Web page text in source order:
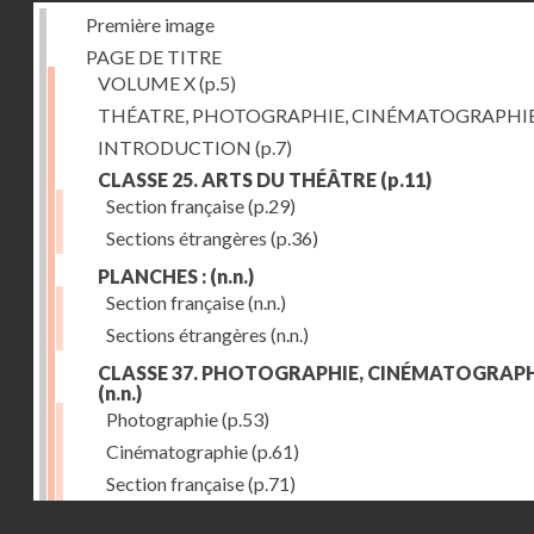
Première image
PAGE DE TITRE
VOLUME X(p.5)
THÉATRE, PHOTOGRAPHIE,
INTRODUCTION (p.7)
CLASSE 25. ARTS DU THÉÂTRE (p.11)
Section française(p.29)
Sections étrangères (p.36)
PLANCHES : (n.n.)
Section française(n.n.)
Sections étrangères (n.n.)
CLASSE 37. PHOTOGRAPHIE,
(n.n.)
Photographie(p.53)
Cinématographie(p.61)
Section française(p.71)